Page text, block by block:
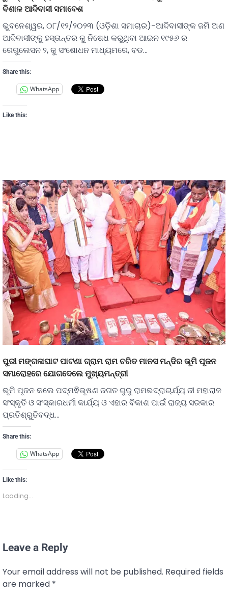
ବିଶାଳ ଆଦିବାସୀ ସମାବେଶ
ଭୁବନେଶ୍ୱର, ୦୮/୧୨/୨୦୨୩ (ଓଡ଼ିଶା ସମାଚାର)-ଆଦିବାସୀଙ୍କ ଜମି ଅଣ
ଆଦିବାସୀଙ୍କୁ ହସ୍ତାନ୍ତର କୁ ନିଷେଧ କରୁଥିବା ଆଇନ ୧୯୫୬ ର
ରେଗୁଲେସନ ୨, କୁ ସଂଶୋଧନ ମାଧ୍ୟମରେ, ବଡ…
Share this:
WhatsApp
Like this:
ପୁରୀ ମଙ୍ଗଳାଘାଟ ପାଟଣା ଗ୍ରାମ ରାମ ଚରିତ ମାନସ ମନ୍ଦିର ଭୂମି ପୂଜନ
ସମାରୋହରେ ଯୋଗଦେଲେ ମୁଖ୍ୟମନ୍ତ୍ରୀ
ଭୂମି ପୂଜନ କଲେ ପଦ୍ମଵିଭୂଷଣ ଜଗତ ଗୁରୁ ରାମଭଦ୍ରାଚାର୍ଯ୍ୟ ଜୀ ମହାରାଜ
ସଂସ୍କୃତି ଓ ସଂସ୍କାରଧର୍ମୀ କାର୍ଯ୍ୟ ଓ ଏହାର ବିକାଶ ପାଇଁ ରାଜ୍ୟ ସରକାର
ପ୍ରତିଶ୍ରୁତିବଦ୍ଧ…
Share this:
WhatsApp
Like this:
Loading...
Leave a Reply
Your email address will not be published. Required fields
are marked *